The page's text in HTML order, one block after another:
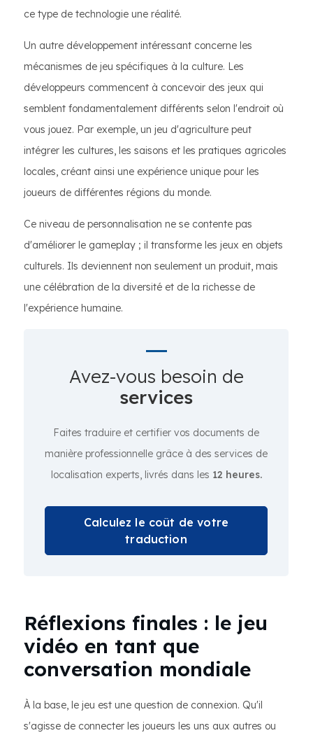
ce type de technologie une réalité.
Un autre développement intéressant concerne les
mécanismes de jeu spécifiques à la culture. Les
développeurs commencent à concevoir des jeux qui
semblent fondamentalement différents selon l'endroit où
vous jouez. Par exemple, un jeu d'agriculture peut
intégrer les cultures, les saisons et les pratiques agricoles
locales, créant ainsi une expérience unique pour les
joueurs de différentes régions du monde.
Ce niveau de personnalisation ne se contente pas
d'améliorer le gameplay ; il transforme les jeux en objets
culturels. Ils deviennent non seulement un produit, mais
une célébration de la diversité et de la richesse de
l'expérience humaine.
Avez-vous besoin de
services
Faites traduire et certifier vos documents de
manière professionnelle grâce à des services de
localisation experts, livrés dans les 12 heures.
Calculez le coût de votre
traduction
Réflexions finales : le jeu
vidéo en tant que
conversation mondiale
À la base, le jeu est une question de connexion. Qu'il
s'agisse de connecter les joueurs les uns aux autres ou